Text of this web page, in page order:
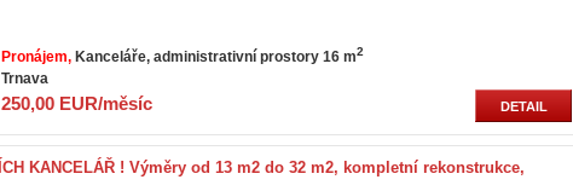
Pronájem Kanceláře, administrativní prostory 16 m2
Trnava
DETAIL
250,00 EUR/měsíc
KANCELÁŘ ! Výměry od 13 m2 do 32 m2, kompletní rekonstrukce,